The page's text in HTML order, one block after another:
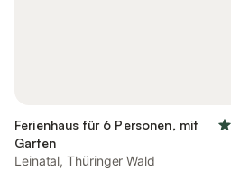
Ferienhaus für 6 Personen, mit
Garten
Leinatal, Thüringer Wald